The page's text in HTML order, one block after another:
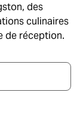
des
culinaires
de réception.